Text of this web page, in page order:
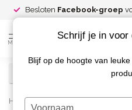
Besloten Facebook-groep
MENU
Home / 972 Gel Look Nagellak
Schrijf je in voor
Blijf op de hoogte van
Typ